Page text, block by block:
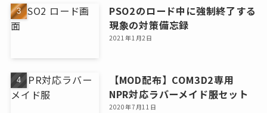
PSO2のロード中に強制終了する
現象の対策備忘録
2021年1月2日
【MOD配布】COM3D2専用
NPR対応ラバーメイド服セット
2020年7月11日